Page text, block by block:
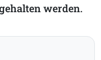
werden.